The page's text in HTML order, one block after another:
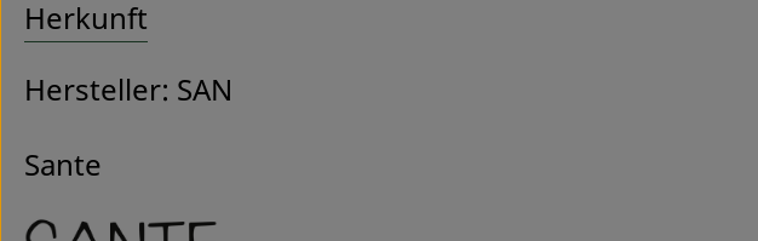
Herkunft
Hersteller: SAN
Sante